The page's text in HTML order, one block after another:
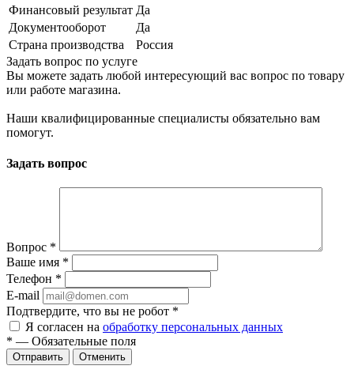
Финансовый результат Да
Документооборот
Да
Страна производства
Россия
Задать вопрос по услуге
Вы можете задать любой интересующий вас вопрос по товару
или работе магазина.
Наши квалифицированные специалисты обязательно вам
помогут.
Задать вопрос
Вопрос *
Ваше имя *
Телефон *
E-mail
Подтвердите, что вы не робот *
Я согласен на обработку персональных данных
* — Обязательные поля
Отправить Отменить